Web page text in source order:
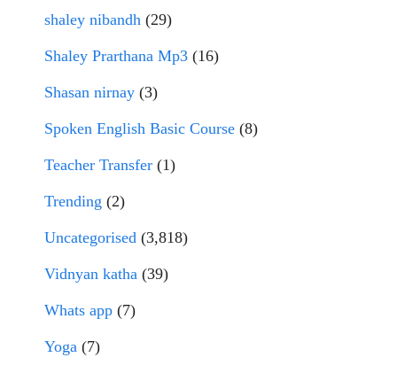
shaley nibandh (29)
Shaley Prarthana Mp3 (16)
Shasan nirnay (3)
Spoken English Basic Course (8)
Teacher Transfer (1)
Trending (2)
Uncategorised (3,818)
Vidnyan katha (39)
Whats app (7)
Yoga (7)